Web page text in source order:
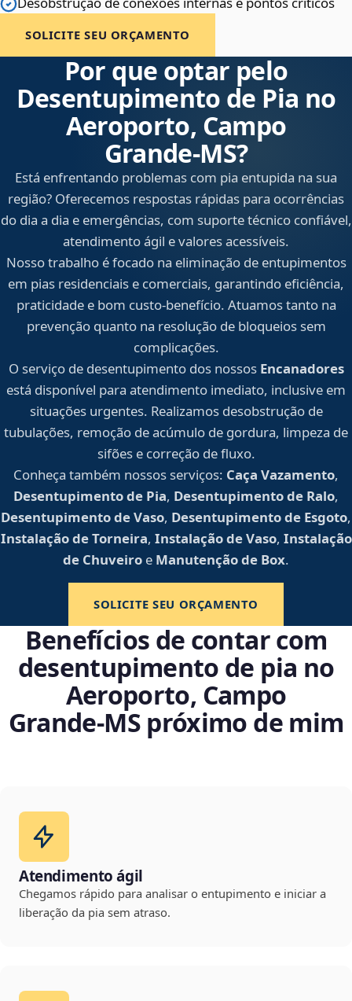
SOLICITE SEU ORÇAMENTO
Por que optar pelo
Desentupimento de Pia no
Aeroporto, Campo
Grande‑MS?
Está enfrentando problemas com pia entupida na sua
região? Oferecemos respostas rápidas para ocorrências
do dia a dia e emergências, com suporte técnico confiável,
atendimento ágil e valores acessíveis.
Nosso trabalho é focado na eliminação de entupimentos
em pias residenciais e comerciais, garantindo eficiência,
praticidade e bom custo-benefício. Atuamos tanto na
prevenção quanto na resolução de bloqueios sem
complicações.
O serviço de desentupimento dos nossos Encanadores
está disponível para atendimento imediato, inclusive em
situações urgentes. Realizamos desobstrução de
tubulações, remoção de acúmulo de gordura, limpeza de
sifões e correção de fluxo.
Conheça também nossos serviços: Caça Vazamento,
Desentupimento de Pia, Desentupimento de Ralo,
Desentupimento de Vaso, Desentupimento de Esgoto,
Instalação de Torneira, Instalação de Vaso, Instalação
de Chuveiro e Manutenção de Box.
SOLICITE SEU ORÇAMENTO
Benefícios de contar com
desentupimento de pia no
Aeroporto, Campo
Grande‑MS próximo de mim
Atendimento ágil
Chegamos rápido para analisar o entupimento e iniciar a
liberação da pia sem atraso.